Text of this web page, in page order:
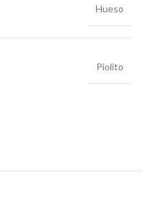
Hueso
Piolito